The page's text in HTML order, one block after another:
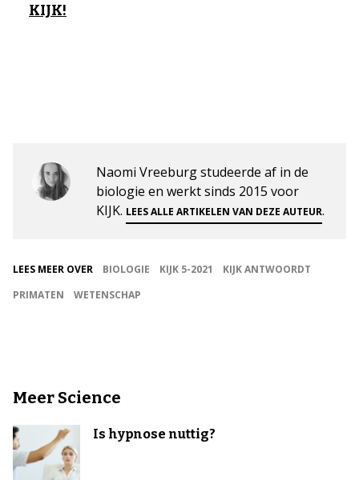
KIJK!
Naomi Vreeburg studeerde af in de
biologie en werkt sinds 2015 voor
KIJK. LEES ALLE ARTIKELEN VAN DEZE AUTEUR.
LEES MEER OVER BIOLOGIE KIJK 5-2021
KIJK ANTWOORDT
PRIMATEN
WETENSCHAP
Meer Science
Is hypnose nuttig?